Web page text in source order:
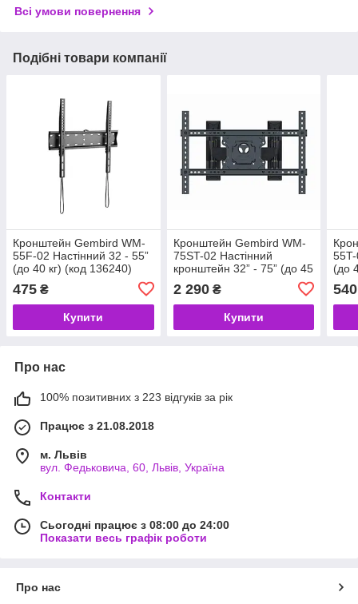
Всі умови повернення
Подібні товари компанії
Кронштейн Gembird WM-
55F-02 Настінний 32 - 55”
(до 40 кг) (код 136240)
475 ₴
Купити
Кронштейн Gembird WM-
75ST-02 Настінний
кронштейн 32” - 75” (до 45
2 290₴
Купити
(до
540
Про нас
100% позитивних з 223 відгуків за рік
Працює з 21.08.2018
м. Львів
вул. Федьковича, 60, Львів, Україна
Контакти
Сьогодні працює з 08:00 до 24:00
Показати весь графік роботи
Про нас